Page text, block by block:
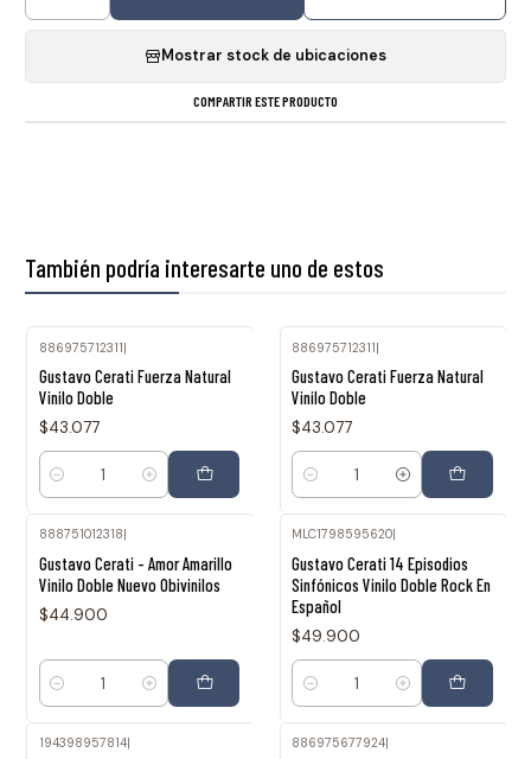
Mostrar stock de ubicaciones
COMPARTIR ESTE PRODUCTO
También podría interesarte uno de estos
886975712311|
Gustavo Cerati Fuerza Natural
Vinilo Doble
$43.077
Cantidad
886975712311|
Gustavo Cerati Fuerza Natural
Vinilo Doble
$43.077
Cantidad
888751012318
Gustavo Cerati - Amor Amarillo
Vinilo Doble Nuevo Obivinilos
$44.900
Cantidad
MLC1798595620
Gustavo Cerati 14 Episodios
Sinfónicos Vinilo Doble Rock En
Español
$49.900
Cantidad
194398957814| 886975677924|